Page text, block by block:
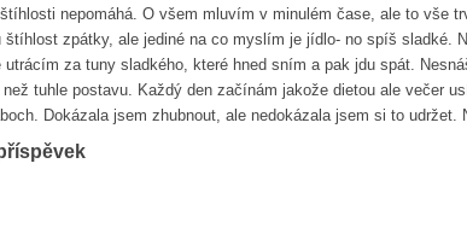
nepomáhá. O všem mluvím v minulém čase, ale to vše
štíhlost zpátky, ale jediné na co myslím je jídlo- no spíš sladké.
utrácím za tuny sladkého, které hned sním a pak jdu spát.
než tuhle postavu. Každý den začínám jakože dietou ale večer
Dokázala jsem zhubnout, ale nedokázala jsem si to udržet.